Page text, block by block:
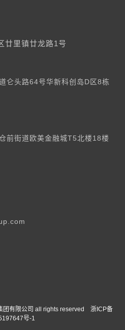
廿里镇廿龙路1号
仑头路64号华新科创岛D区8栋
前街道欧美金融城T5北楼18楼
团有限公司 all rights reserved 浙ICP备
号-1